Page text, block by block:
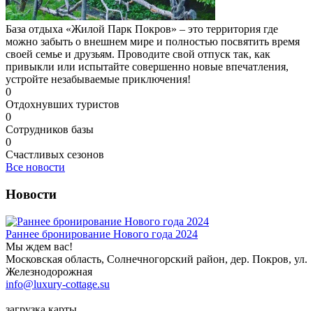
База отдыха «Жилой Парк Покров» – это территория где
можно забыть о внешнем мире и полностью посвятить время
своей семье и друзьям. Проводите свой отпуск так, как
привыкли или испытайте совершенно новые впечатления,
устройте незабываемые приключения!
0
Отдохнувших туристов
0
Сотрудников базы
0
Счастливых сезонов
Все новости
Новости
Раннее бронирование Нового года 2024
Мы ждем вас!
Московская область, Солнечногорский район, дер. Покров, ул.
Железнодорожная
info@luxury-cottage.su